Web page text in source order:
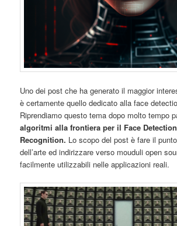
Uno dei post che ha generato il maggior
è certamente quello dedicato alla face
Riprendiamo questo tema dopo molto tempo
algoritmi alla frontiera per il Face
Recognition. Lo scopo del post è fare il
dell’arte ed indirizzare verso mouduli open
facilmente utilizzabili nelle applicazioni reali.